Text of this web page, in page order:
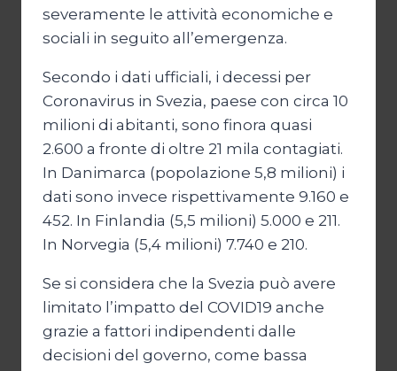
severamente le attività economiche e
sociali in seguito all’emergenza.
Secondo i dati ufficiali, i decessi per
Coronavirus in Svezia, paese con circa 10
milioni di abitanti, sono finora quasi
2.600 a fronte di oltre 21 mila contagiati.
In Danimarca (popolazione 5,8 milioni) i
dati sono invece rispettivamente 9.160 e
452. In Finlandia (5,5 milioni) 5.000 e 211.
In Norvegia (5,4 milioni) 7.740 e 210.
Se si considera che la Svezia può avere
limitato l’impatto del COVID19 anche
grazie a fattori indipendenti dalle
decisioni del governo, come bassa